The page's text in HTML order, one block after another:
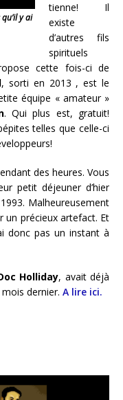
y ai
tienne! Il
existe
d’autres fils
spirituels
cette fois-ci de
, sorti en 2013 , est le
équipe « amateur »
. Qui plus est, gratuit!
telles que celle-ci
des heures. Vous
petit déjeuner d’hier
Malheureusement
un précieux artefact. Et
donc pas un instant à
Holliday, avait déjà
dernier. A lire ici.